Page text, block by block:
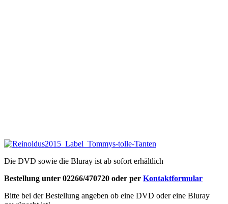
Die DVD sowie die Bluray ist ab sofort erhältlich
Bestellung unter 02266/470720 oder per Kontaktformular
Bitte bei der Bestellung angeben ob eine DVD oder eine Bluray